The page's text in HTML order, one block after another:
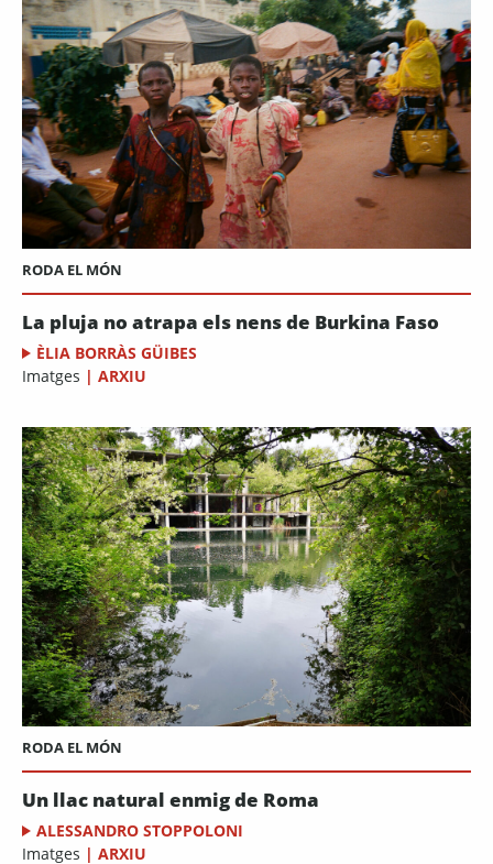
RODA EL MÓN
La pluja no atrapa els nens de Burkina Faso
ÈLIA BORRÀS GÜIBES
Imatges | ARXIU
RODA EL MÓN
Un llac natural enmig de Roma
ALESSANDRO STOPPOLONI
Imatges | ARXIU